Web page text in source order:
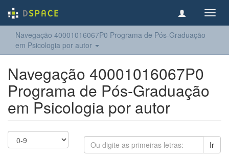
Navegação 40001016067P0 Programa de Pós-Graduação
em Psicologia por autor
Navegação 40001016067P0
Programa de Pós-Graduação
em Psicologia por autor
Ir